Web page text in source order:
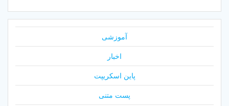
آموزشی
اخبار
پاین اسکریپت
پست متنی